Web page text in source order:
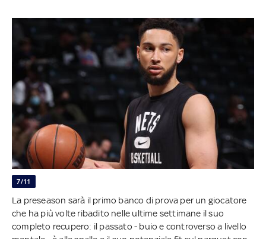
7/11
La preseason sarà il primo banco di prova per un giocatore
che ha più volte ribadito nelle ultime settimane il suo
completo recupero: il passato - buio e controverso a livello